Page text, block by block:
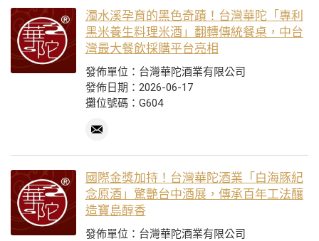
濁水溪孕育的黑色奇蹟！台灣華陀「專利
黑米養生料理米酒」翻轉傳統餐桌，中台
灣最大餐飲採購平台亮相
發佈單位：台灣華陀酒業有限公司
發佈日期：2026-06-17
攤位號碼：G604
國際金獎加持！台灣華陀酒業「白海豚紀
念原酒」驚艷台中酒展，傳承百年工法釀
造寶島醇香
發佈單位：台灣華陀酒業有限公司